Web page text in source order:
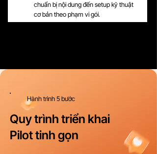
chuẩn bị nội dung đến setup kỹ thuật
cơ bản theo phạm vi gói.
Hành trình 5 bước
Quy trình triển khai
Pilot tinh gọn